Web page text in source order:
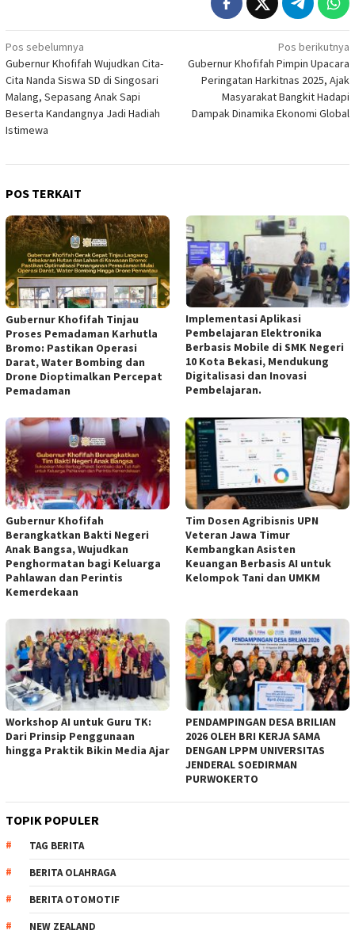
Navigasi
pos
Pos sebelumnya
Gubernur Khofifah Wujudkan Cita-
Cita Nanda Siswa SD di Singosari
Malang, Sepasang Anak Sapi
Beserta Kandangnya Jadi Hadiah
Istimewa
Pos berikutnya
Gubernur Khofifah Pimpin Upacara
Peringatan Harkitnas 2025, Ajak
Masyarakat Bangkit Hadapi
Dampak Dinamika Ekonomi Global
POS TERKAIT
Gubernur Khofifah Tinjau
Proses Pemadaman Karhutla
Bromo: Pastikan Operasi
Darat, Water Bombing dan
Drone Dioptimalkan Percepat
Pemadaman
Implementasi Aplikasi
Pembelajaran Elektronika
Berbasis Mobile di SMK Negeri
10 Kota Bekasi, Mendukung
Digitalisasi dan Inovasi
Pembelajaran.
Gubernur Khofifah
Berangkatkan Bakti Negeri
Anak Bangsa, Wujudkan
Penghormatan bagi Keluarga
Pahlawan dan Perintis
Kemerdekaan
Tim Dosen Agribisnis UPN
Veteran Jawa Timur
Kembangkan Asisten
Keuangan Berbasis AI untuk
Kelompok Tani dan UMKM
Workshop AI untuk Guru TK:
Dari Prinsip Penggunaan
hingga Praktik Bikin Media Ajar
PENDAMPINGAN DESA BRILIAN
2026 OLEH BRI KERJA SAMA
DENGAN LPPM UNIVERSITAS
JENDERAL SOEDIRMAN
PURWOKERTO
TOPIK POPULER
TAG BERITA
BERITA OLAHRAGA
BERITA OTOMOTIF
NEW ZEALAND